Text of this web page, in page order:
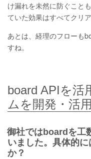
け漏れを未然に防ぐこと
ていた効果はすべてクリ
あとは、経理のフローも
すね。
board APIを活
ムを開発・活用
御社ではboardを工
いました。具体的
か？